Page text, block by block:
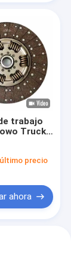
trabajo
Truck
precio
ahora